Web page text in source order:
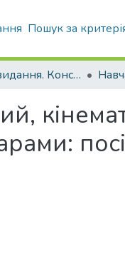
Пошук за
Навчальні видання. Конспекти лекцій